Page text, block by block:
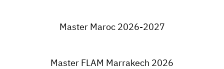
Master Maroc 2026-2027
Master FLAM Marrakech 2026